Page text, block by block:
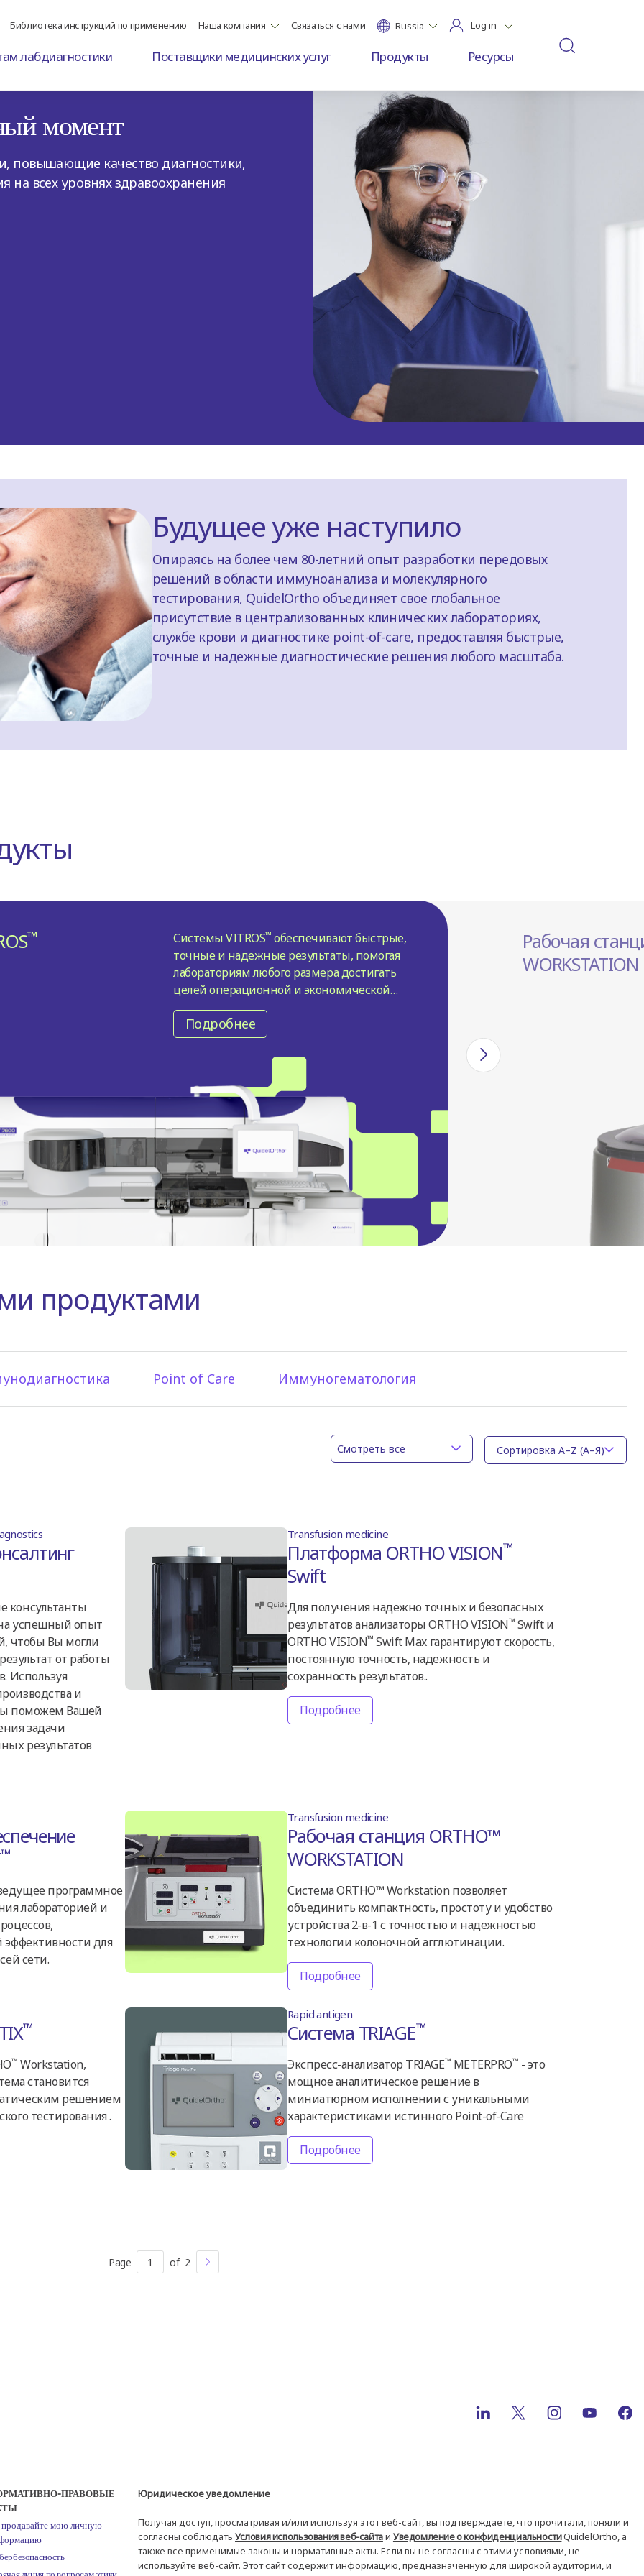
Библиотека инструкций по применению Наша компания Связаться с нами Russia Log in
лабдиагностики Поставщики медицинских услуг Продукты Ресурсы
момент
повышающие качество диагностики,
на всех уровнях здравоохранения
Будущее уже наступило
Опираясь на более чем 80-летний опыт разработки передовых
решений в области иммуноанализа и молекулярного
тестирования, QuidelOrtho объединяет свое глобальное
присутствие в централизованных клинических лабораториях,
службе крови и диагностике point-of-care, предоставляя быстрые,
точные и надежные диагностические решения любого масштаба.
™ Системы VITROS™ обеспечивают быстрые,
точные и надежные результаты, помогая
лабораториям любого размера достигать
целей операционной и экономической
эффективности — сегодня и в будущем.
Усильте свою лабораторию с помощью
встроенного интеллекта и эффективности
наших систем VITROS, разработанных для
затратами.
Подробнее
Рабочая
WORKSTATION
продуктами
Point of Care Иммуногематология
Смотреть все
консультанты
успешный опыт
чтобы Вы могли
от работы
Используя
и
поможем Вашей
задачи
результатов
Transfusion medicine
Платформа ORTHO VISION™
Swift
Для получения надежно точных и безопасных
результатов анализаторы ORTHO VISION™ Swift и
ORTHO VISION™ Swift Max гарантируют скорость,
постоянную точность, надежность и
сохранность результатов..
Подробнее
™
программное
лабораторией и
эффективности для
сети.
Transfusion medicine
Рабочая станция ORTHO™
WORKSTATION
Система ORTHO™ Workstation позволяет
объединить компактность, простоту и удобство
устройства 2-в-1 с точностью и надежностью
технологии колоночной агглютинации.
Подробнее
™
™ Workstation,
становится
решением
тестирования .
Rapid antigen
Система TRIAGE™
Экспресс-анализатор TRIAGE™ METERPRO™ - это
мощное аналитическое решение в
миниатюрном исполнении с уникальными
характеристиками истинного Point-of-Care
Подробнее
Page 1 of 2
ПРАВОВЫЕ
мою личную
Юридическое уведомление
Получая доступ, просматривая и/или используя этот веб-сайт, вы подтверждаете, что прочитали, поняли и
согласны соблюдать Условия использования веб-сайтаи Уведомление о конфиденциальностиQuidelOrtho, а
также все применимые законы и нормативные акты. Если вы не согласны с этими условиями, не
используйте веб-сайт. Этот сайт содержит информацию, предназначенную для широкой аудитории, и